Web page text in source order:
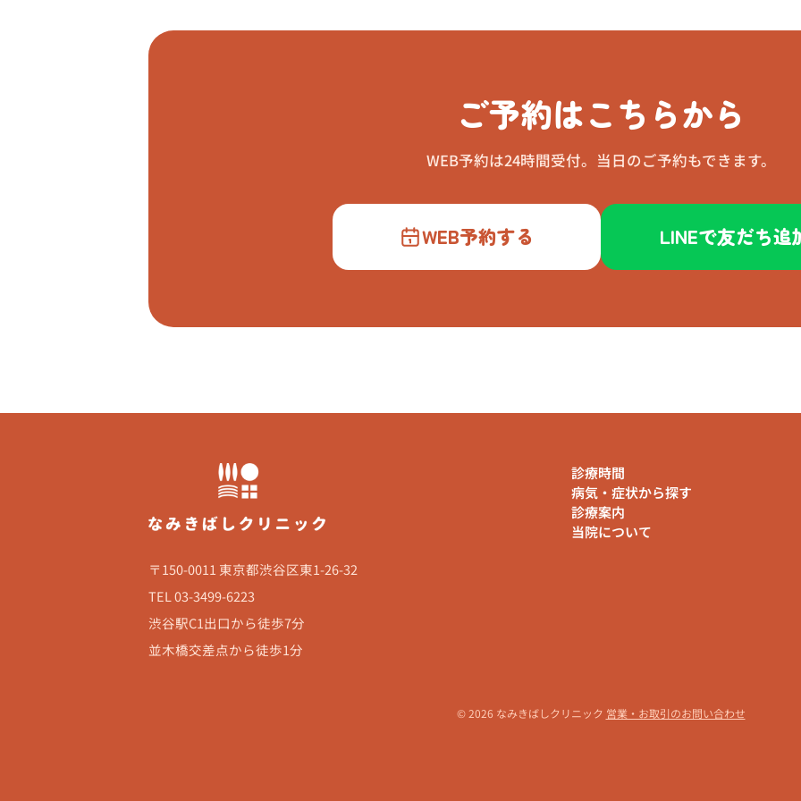
ご予約はこちらから
WEB予約は24時間受付。当日のご予約もできます。
WEB予約する LINEで友だち追
〒150-0011 東京都渋谷区東1-26-32
TEL 03-3499-6223
渋谷駅C1出口から徒歩7分
並木橋交差点から徒歩1分
診療時間
病気・症状から探す
診療案内
当院について
© 2026 なみきばしクリニック 営業・お取引のお問い合わせ